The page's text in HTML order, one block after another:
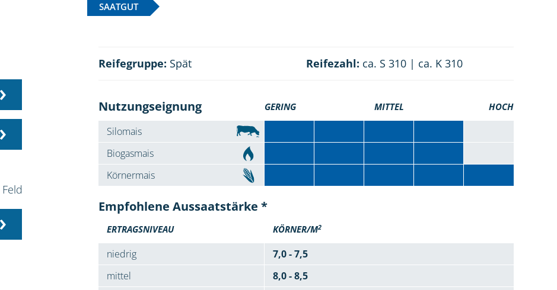
SAATGUT
Reifegruppe: Spät Reifezahl: ca. S 310 | ca. K 310
Nutzungseignung GERING MITTEL HOCH
Silomais
Biogasmais
Körnermais
Empfohlene Aussaatstärke *
ERTRAGSNIVEAU KÖRNER/M2
niedrig
7,0 - 7,5
mittel
8,0 - 8,5